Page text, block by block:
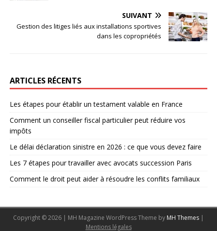
SUIVANT
Gestion des litiges liés aux installations sportives
dans les copropriétés
ARTICLES RÉCENTS
Les étapes pour établir un testament valable en France
Comment un conseiller fiscal particulier peut réduire vos
impôts
Le délai déclaration sinistre en 2026 : ce que vous devez faire
Les 7 étapes pour travailler avec avocats succession Paris
Comment le droit peut aider à résoudre les conflits familiaux
Copyright © 2026 | MH Magazine WordPress Theme by MH Themes |
Mentions légales